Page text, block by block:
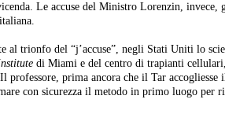
Le accuse del Ministro Lorenzin, invece,
al trionfo del “j’accuse”, negli Stati Uniti lo
di Miami e del centro di trapianti
professore, prima ancora che il Tar
con sicurezza il metodo in primo luogo per